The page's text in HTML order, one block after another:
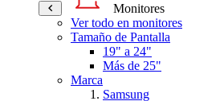
Monitores
Ver todo en monitores
Tamaño de Pantalla
19" a 24"
Más de 25"
Marca
Samsung